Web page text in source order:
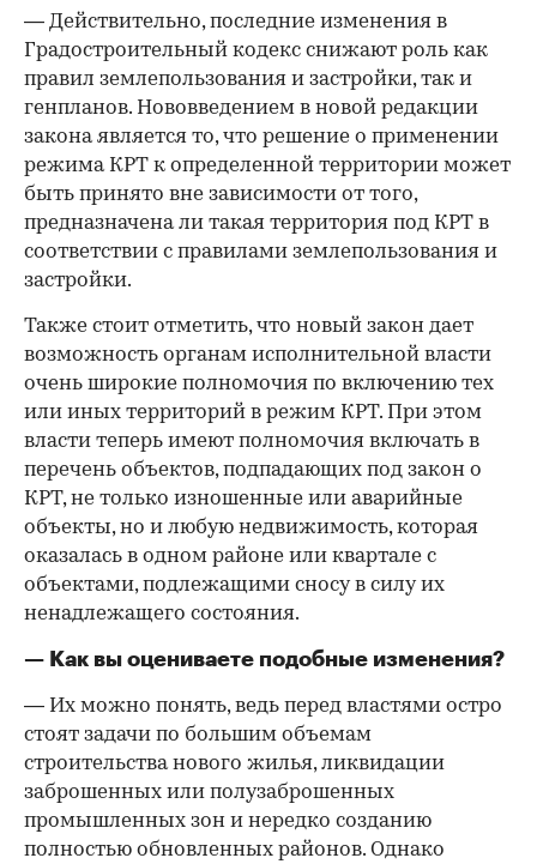
— Действительно, последние изменения в
Градостроительный кодекс снижают роль как
правил землепользования и застройки, так и
генпланов. Нововведением в новой редакции
закона является то, что решение о применении
режима КРТ к определенной территории может
быть принято вне зависимости от того,
предназначена ли такая территория под КРТ в
соответствии с правилами землепользования и
застройки.
Также стоит отметить, что новый закон дает
возможность органам исполнительной власти
очень широкие полномочия по включению тех
или иных территорий в режим КРТ. При этом
власти теперь имеют полномочия включать в
перечень объектов, подпадающих под закон о
КРТ, не только изношенные или аварийные
объекты, но и любую недвижимость, которая
оказалась в одном районе или квартале с
объектами, подлежащими сносу в силу их
ненадлежащего состояния.
— Как вы оцениваете подобные изменения?
— Их можно понять, ведь перед властями остро
стоят задачи по большим объемам
строительства нового жилья, ликвидации
заброшенных или полузаброшенных
промышленных зон и нередко созданию
полностью обновленных районов. Однако